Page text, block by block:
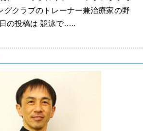
グクラブのトレーナー兼治療家の野
の投稿は 競泳で…..